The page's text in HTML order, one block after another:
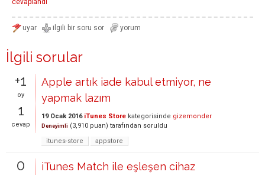
cevaplandı
İlgili sorular
+1
oy
1
cevap
Apple artık iade kabul etmiyor, ne
yapmak lazım
19 Ocak 2016 iTunes Store kategorisinde gizemonder
Deneyimli (3,910 puan) tarafından soruldu
itunes-store
appstore
0
iTunes Match ile eşleşen cihaz